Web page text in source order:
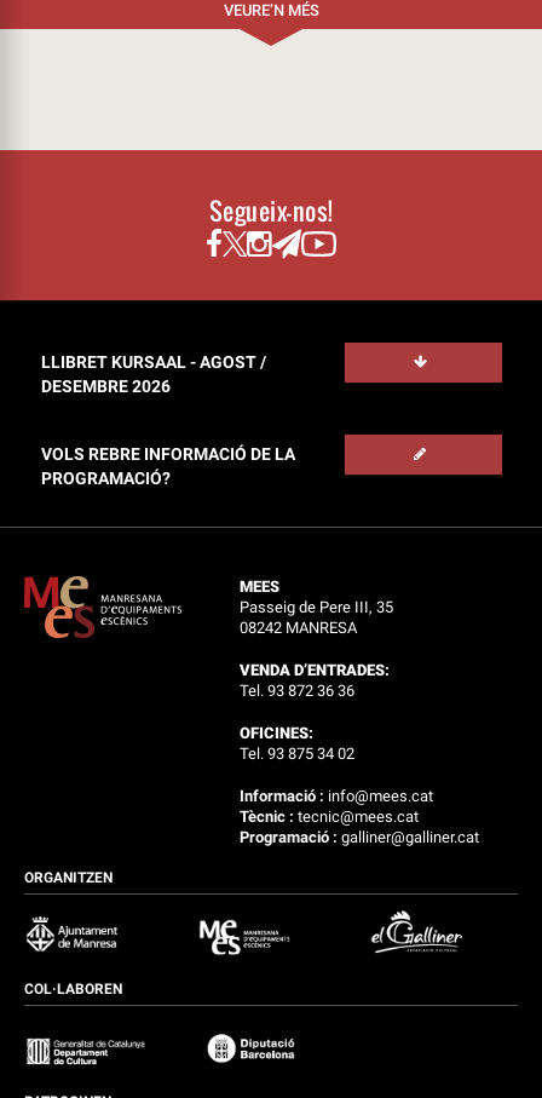
VEURE’N MÉS
Segueix-nos!
LLIBRET KURSAAL - AGOST /
DESEMBRE 2026
VOLS REBRE INFORMACIÓ DE LA
PROGRAMACIÓ?
MEES
Passeig de Pere III, 35
08242 MANRESA
VENDA D’ENTRADES:
Tel. 93 872 36 36
OFICINES:
Tel. 93 875 34 02
Informació : info@mees.cat
Tècnic :tecnic@mees.cat
Programació :galliner@galliner.cat
ORGANITZEN
COL·LABOREN